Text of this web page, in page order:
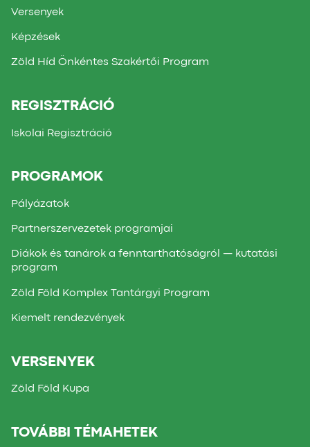
Versenyek
Képzések
Zöld Híd Önkéntes Szakértői Program
REGISZTRÁCIÓ
Iskolai Regisztráció
PROGRAMOK
Pályázatok
Partnerszervezetek programjai
Diákok és tanárok a fenntarthatóságról — kutatási
program
Zöld Föld Komplex Tantárgyi Program
Kiemelt rendezvények
VERSENYEK
Zöld Föld Kupa
TOVÁBBI TÉMAHETEK